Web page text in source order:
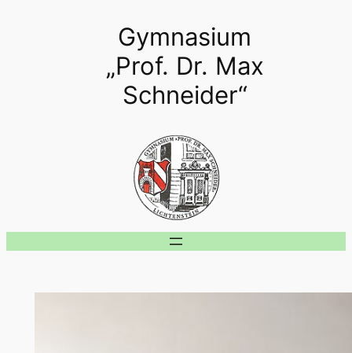
Gymnasium
„Prof. Dr. Max
Schneider“